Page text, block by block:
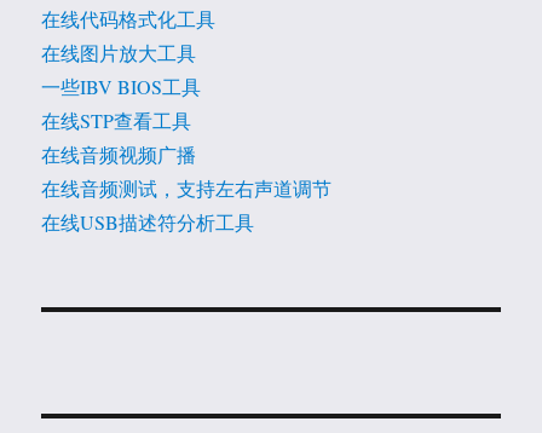
在线代码格式化工具
在线图片放大工具
一些IBV BIOS工具
在线STP查看工具
在线音频视频广播
在线音频测试，支持左右声道调节
在线USB描述符分析工具